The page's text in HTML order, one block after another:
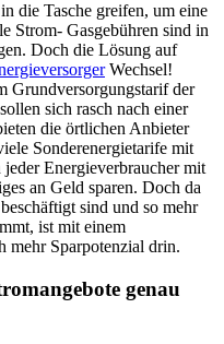
die Tasche greifen, um eine
Strom- Gasgebühren sind in
Doch die Lösung auf
Wechsel!
Grundversorgungstarif der
sich rasch nach einer
die örtlichen Anbieter
Sonderenergietarife mit
Energieverbraucher mit
an Geld sparen. Doch da
sind und so mehr
ist mit einem
mehr Sparpotenzial drin.
genau